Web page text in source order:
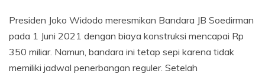
Presiden Joko Widodo meresmikan Bandara JB Soedirman
pada 1 Juni 2021 dengan biaya konstruksi mencapai Rp
350 miliar. Namun, bandara ini tetap sepi karena tidak
memiliki jadwal penerbangan reguler. Setelah